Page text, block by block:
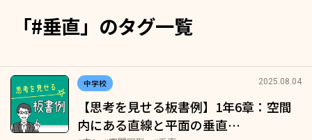
「#垂直」のタグ一覧
中学校 2025.08.04
【思考を見せる板書例】1年6章：空間
内にある直線と平面の垂直…